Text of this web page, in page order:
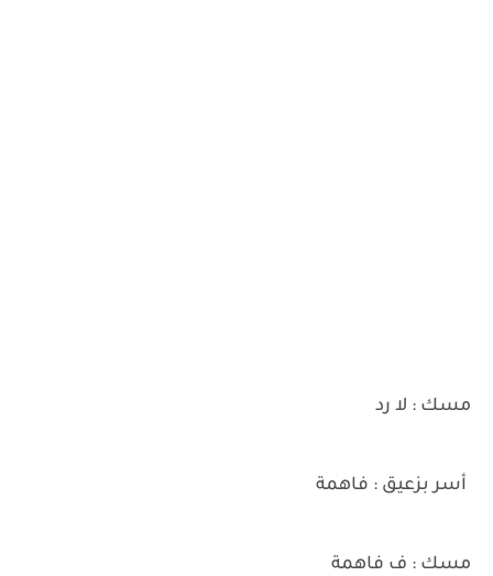
مسك : لا رد
أسر بزعيق : فاهمة
مسك : ف فاهمة